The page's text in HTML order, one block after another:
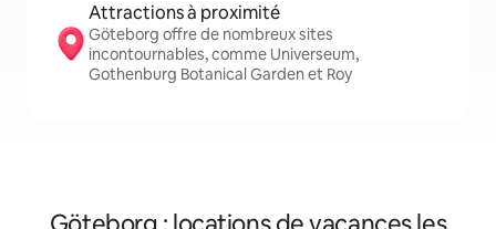
Attractions à proximité
Göteborg offre de nombreux sites
incontournables, comme Universeum,
Gothenburg Botanical Garden et Roy